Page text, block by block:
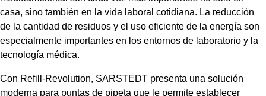
casa, sino también en la vida laboral cotidiana. La reducción
de la cantidad de residuos y el uso eficiente de la energía son
especialmente importantes en los entornos de laboratorio y la
tecnología médica.
Con Refill-Revolution, SARSTEDT presenta una solución
moderna para puntas de pipeta que le permite establecer